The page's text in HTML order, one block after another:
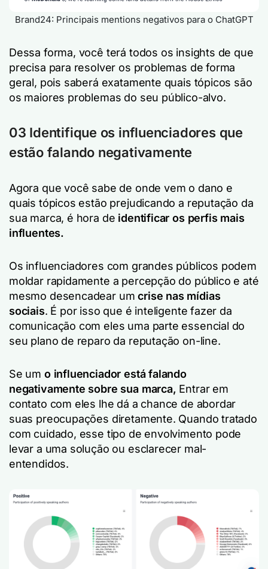
Brand24: Principais mentions negativos para o ChatGPT
Dessa forma, você terá todos os insights de que
precisa para resolver os problemas de forma
geral, pois saberá exatamente quais tópicos são
os maiores problemas do seu público-alvo.
03 Identifique os influenciadores que
estão falando negativamente
Agora que você sabe de onde vem o dano e
quais tópicos estão prejudicando a reputação da
sua marca, é hora de identificar os perfis mais
influentes.
Os influenciadores com grandes públicos podem
moldar rapidamente a percepção do público e até
mesmo desencadear umcrise nas mídias
sociais. É por isso que é inteligente fazer da
comunicação com eles uma parte essencial do
seu plano de reparo da reputação on-line.
Se um o influenciador está falando
negativamente sobre sua marca, Entrar em
contato com eles lhe dá a chance de abordar
suas preocupações diretamente. Quando tratado
com cuidado, esse tipo de envolvimento pode
levar a uma solução ou esclarecer mal-
entendidos.